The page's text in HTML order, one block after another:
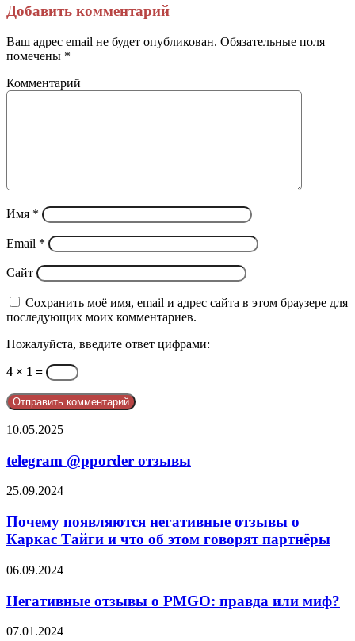
через
электронную
почту
Добавить комментарий
Ваш адрес email не будет опубликован. Обязательные поля
помечены *
Комментарий
Имя *
Email *
Сайт
Сохранить моё имя, email и адрес сайта в этом браузере для
последующих моих комментариев.
Пожалуйста, введите ответ цифрами:
4 × 1 =
telegram
отзывы
10.05.2025
telegram @pporder отзывы
Почему
негативные
отзывы
о
Тайги
что
этом
25.09.2024
Почему появляются негативные отзывы о
Каркас Тайги и что об этом говорят партнёры
Негативные
о
PMGO:
правда
06.09.2024
Негативные отзывы о PMGO: правда или миф?
OGW
07.01.2024